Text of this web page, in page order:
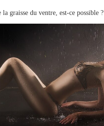
la graisse du ventre, est-ce possible ?